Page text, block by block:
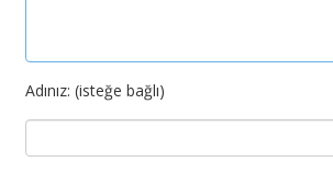
Adınız: (isteğe bağlı)